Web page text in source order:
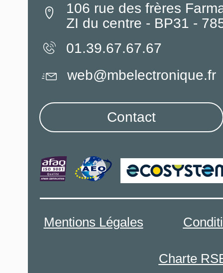
106 rue des frères
ZI du centre - BP31 -
01.39.67.67.67
Mentions Légales
Charte
web@mbelectronique.fr
Contact